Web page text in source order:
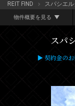
REIT FIND スパシエ
物件概要を見る
スパ
▶ 契約金の